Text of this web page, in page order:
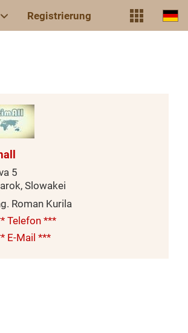
Registrierung
5
Slowakei
Roman Kurila
Telefon ***
E-Mail ***